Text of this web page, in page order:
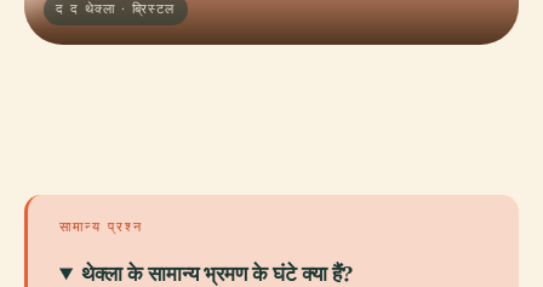
द द थेक्ला · ब्रिस्टल
सामान्य प्रश्न
थेक्ला के सामान्य भ्रमण के घंटे क्या हैं?